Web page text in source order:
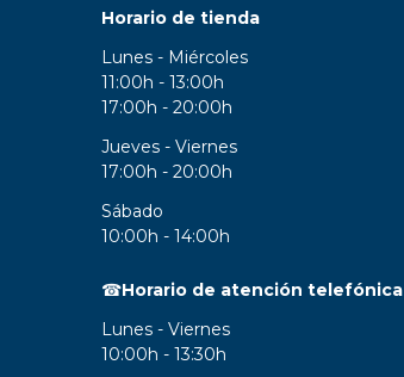
Horario de tienda
Lunes - Miércoles
11:00h - 13:00h
17:00h - 20:00h
Jueves - Viernes
17:00h - 20:00h
Sábado
10:00h - 14:00h
☎Horario de atención telefónica
Lunes - Viernes
10:00h - 13:30h